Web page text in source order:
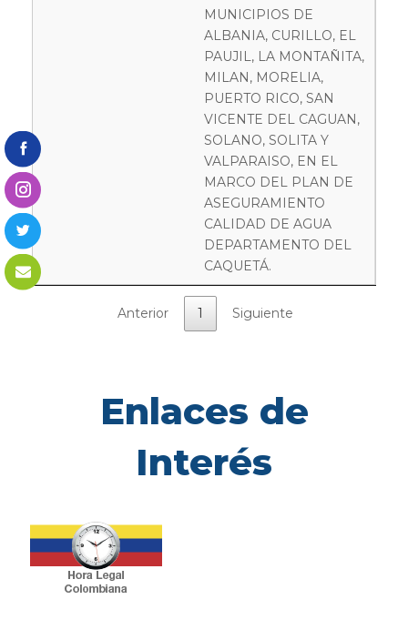
MUNICIPIOS DE
ALBANIA, CURILLO, EL
PAUJIL, LA MONTAÑITA,
MILAN, MORELIA,
PUERTO RICO, SAN
VICENTE DEL CAGUAN,
SOLANO, SOLITA Y
VALPARAISO, EN EL
MARCO DEL PLAN DE
ASEGURAMIENTO
CALIDAD DE AGUA
DEPARTAMENTO DEL
CAQUETÁ.
Anterior 1 Siguiente
Enlaces de
Interés